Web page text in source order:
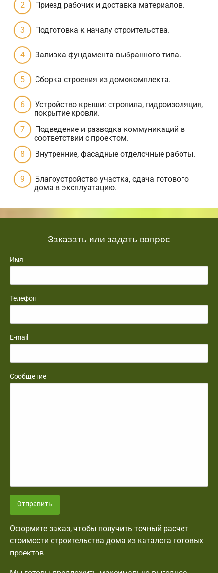
Приезд рабочих и доставка материалов.
Подготовка к началу строительства.
Заливка фундамента выбранного типа.
Сборка строения из домокомплекта.
Устройство крыши: стропила, гидроизоляция,
покрытие кровли.
Подведение и разводка коммуникаций в
соответствии с проектом.
Внутренние, фасадные отделочные работы.
Благоустройство участка, сдача готового
дома в эксплуатацию.
Заказать или задать вопрос
Имя
Телефон
E-mail
Сообщение
Отправить
Оформите заказ, чтобы получить точный расчет
стоимости строительства дома из каталога готовых
проектов.